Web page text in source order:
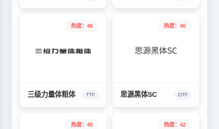
热度：46
三级力量体粗体 TTF
热度：46
思源黑体SC OTF
热度：45 热度：42